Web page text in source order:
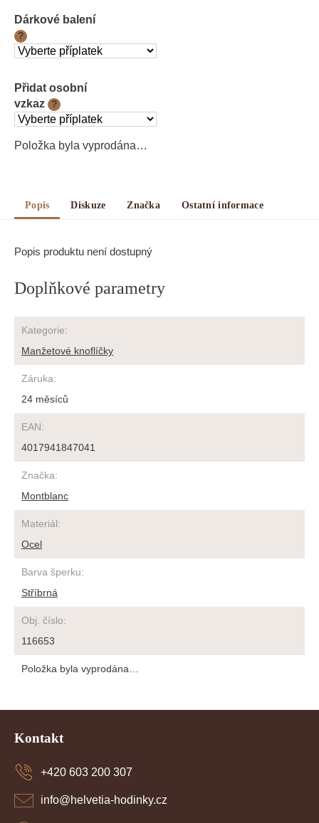
Dárkové balení
?
Přidat osobní
vzkaz
?
Položka byla vyprodána…
Popis Diskuze Značka Ostatní informace
Popis produktu není dostupný
Doplňkové parametry
Kategorie:
Manžetové knoflíčky
Záruka:
24 měsíců
EAN:
4017941847041
Značka:
Montblanc
Materiál:
Ocel
Barva šperku:
Stříbrná
Obj. číslo:
116653
Položka byla vyprodána…
Kontakt
info@helvetia-hodinky.cz
+420 603 200 307